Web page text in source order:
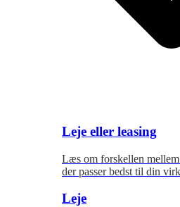
Leje eller leasing
Læs om forskellen
der passer bedst til din
Leje